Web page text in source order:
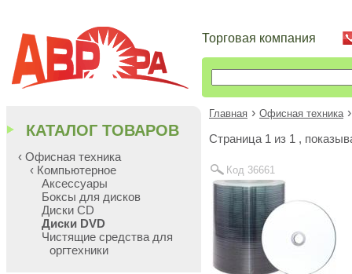
Торговая компания
Главная › Офисная техника ›
Cтраница 1 из 1 ,
Код 36661
КАТАЛОГ ТОВАРОВ
‹ Офисная техника
‹ Компьютерное
Аксессуары
Боксы для дисков
Диски CD
Диски DVD
Чистящие средства для
оргтехники